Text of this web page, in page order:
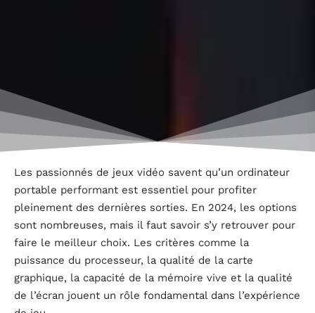
Les passionnés de jeux vidéo savent qu’un ordinateur
portable performant est essentiel pour profiter
pleinement des dernières sorties. En 2024, les options
sont nombreuses, mais il faut savoir s’y retrouver pour
faire le meilleur choix. Les critères comme la
puissance du processeur, la qualité de la carte
graphique, la capacité de la mémoire vive et la qualité
de l’écran jouent un rôle fondamental dans l’expérience